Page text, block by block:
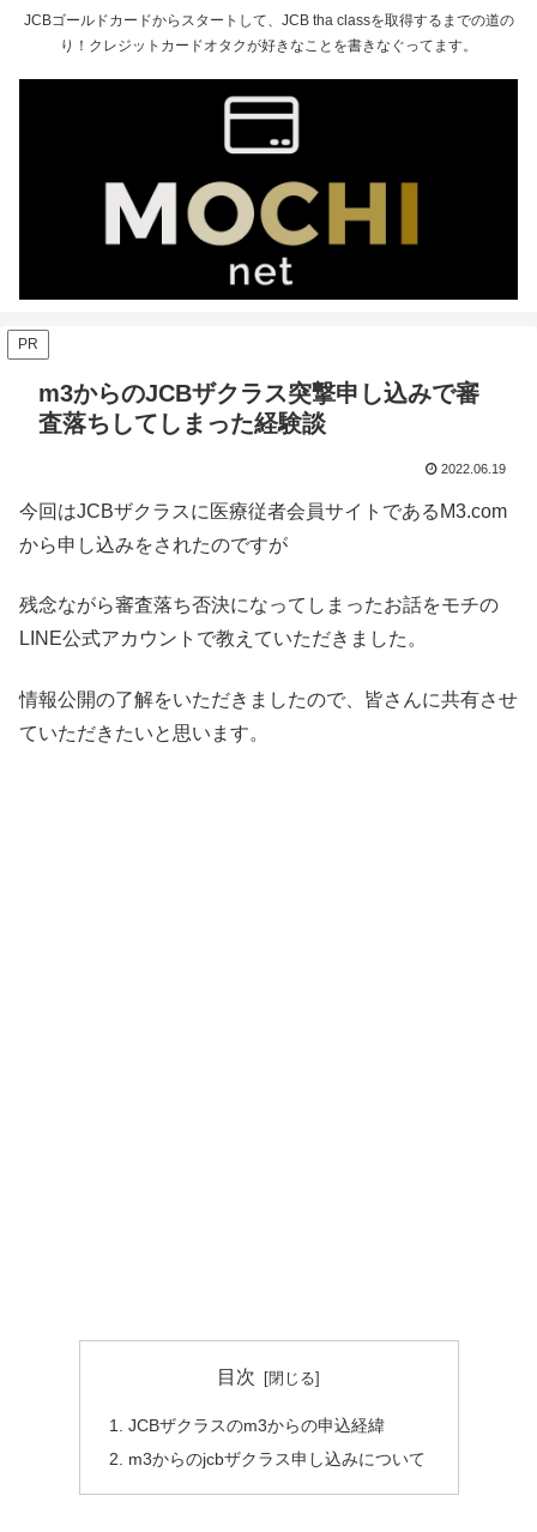
JCBゴールドカードからスタートして、JCB tha classを取得するまでの道の
り！クレジットカードオタクが好きなことを書きなぐってます。
PR
m3からのJCBザクラス突撃申し込みで審
査落ちしてしまった経験談
2022.06.19
今回はJCBザクラスに医療従者会員サイトであるM3.com
から申し込みをされたのですが
残念ながら審査落ち否決になってしまったお話をモチの
LINE公式アカウントで教えていただきました。
情報公開の了解をいただきましたので、皆さんに共有させ
ていただきたいと思います。
目次
JCBザクラスのm3からの申込経緯
m3からのjcbザクラス申し込みについて